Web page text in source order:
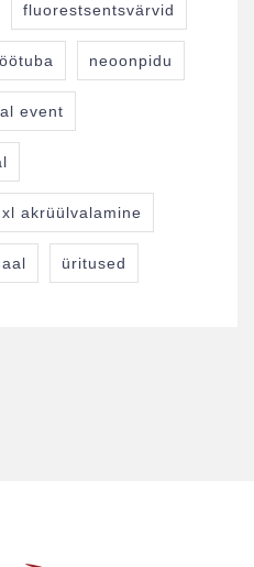
fluorestsentsvärvid
neoonpidu
event
xl akrüülvalamine
üritused